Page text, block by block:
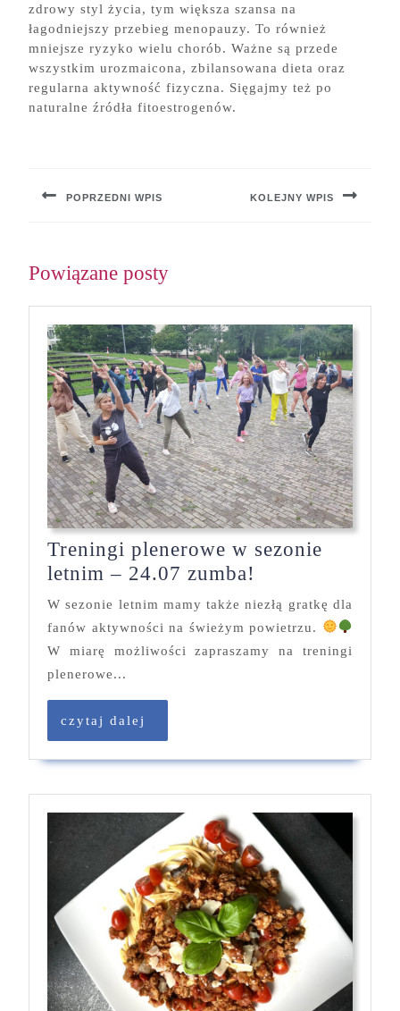
zdrowy styl życia, tym większa szansa na
łagodniejszy przebieg menopauzy. To również
mniejsze ryzyko wielu chorób. Ważne są przede
wszystkim urozmaicona, zbilansowana dieta oraz
regularna aktywność fizyczna. Sięgajmy też po
naturalne źródła fitoestrogenów.
POPRZEDNI WPIS KOLEJNY WPIS
Powiązane posty
Treningi plenerowe w sezonie
letnim – 24.07 zumba!
plenerowe
w
sezonie
W sezonie letnim mamy także niezłą gratkę dla
fanów aktywności na świeżym powietrzu.
W miarę możliwości zapraszamy na treningi
plenerowe...
czytaj dalej
dalej